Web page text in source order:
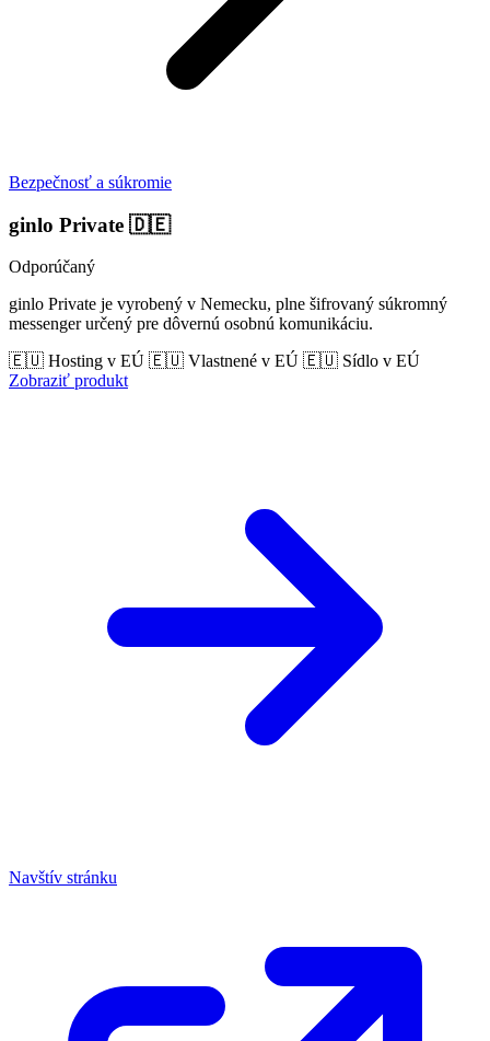
Bezpečnosť a súkromie
ginlo Private 🇩🇪
Odporúčaný
ginlo Private je vyrobený v Nemecku, plne šifrovaný súkromný
messenger určený pre dôvernú osobnú komunikáciu.
🇪🇺 Hosting v EÚ 🇪🇺 Vlastnené v EÚ 🇪🇺 Sídlo v EÚ
Zobraziť produkt
Navštív stránku